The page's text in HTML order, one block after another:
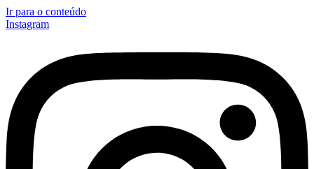
Ir para o conteúdo
Instagram